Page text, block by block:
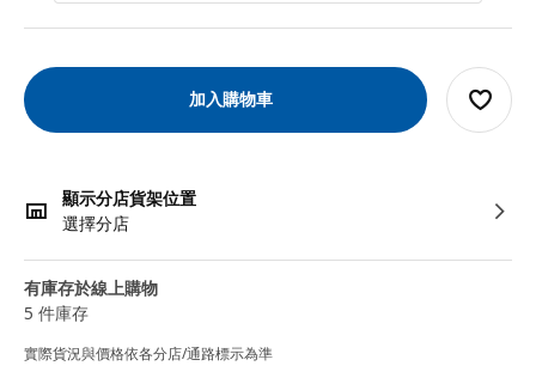
加入購物車
顯示分店貨架位置
選擇分店
有庫存於線上購物
5 件庫存
實際貨況與價格依各分店/通路標示為準